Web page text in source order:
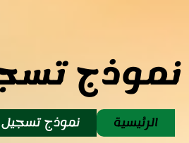
نموذج
الرئيسية نموذج